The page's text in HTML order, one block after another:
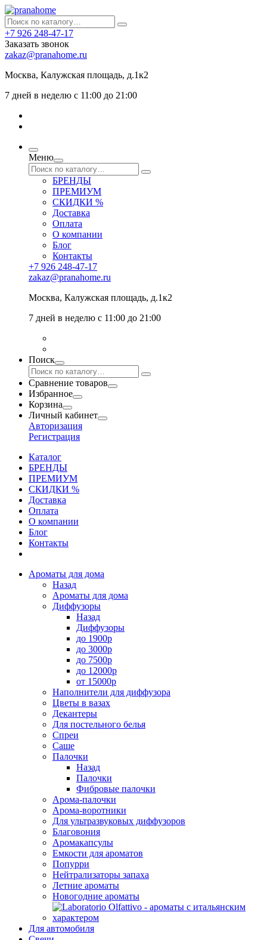
+7 926 248-47-17
Заказать звонок
zakaz@pranahome.ru
Москва, Калужская площадь, д.1к2
7 дней в неделю с 11:00 до 21:00
Меню
БРЕНДЫ
ПРЕМИУМ
СКИДКИ %
Доставка
Оплата
О компании
Блог
Контакты
+7 926 248-47-17
zakaz@pranahome.ru
Москва, Калужская площадь, д.1к2
7 дней в неделю с 11:00 до 21:00
Поиск
Сравнение товаров
Избранное
Корзина
Личный кабинет
Авторизация
Регистрация
Каталог
БРЕНДЫ
ПРЕМИУМ
СКИДКИ %
Доставка
Оплата
О компании
Блог
Контакты
Ароматы для дома
Назад
Ароматы для дома
Диффузоры
Назад
Диффузоры
до 1900р
до 3000р
до 7500р
до 12000р
от 15000р
Наполнители для диффузора
Цветы в вазах
Декантеры
Для постельного белья
Спреи
Саше
Палочки
Назад
Палочки
Фибровые палочки
Арома-палочки
Арома-воротники
Для ультразвуковых диффузоров
Благовония
Аромакапсулы
Емкости для ароматов
Попурри
Нейтрализаторы запаха
Летние ароматы
Новогодние ароматы
Для автомобиля